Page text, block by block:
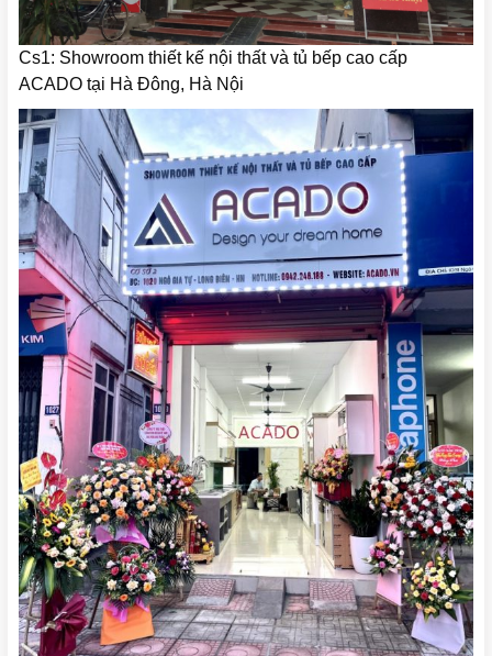
Cs1: Showroom thiết kế nội thất và tủ bếp cao cấp
ACADO tại Hà Đông, Hà Nội